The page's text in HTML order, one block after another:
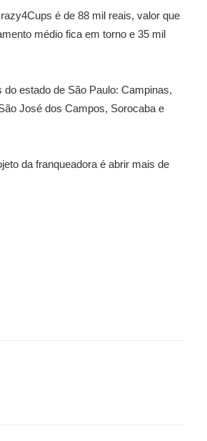
é de 88 mil reais, valor que
médio fica em torno e 35 mil
estado de São Paulo: Campinas,
José dos Campos, Sorocaba e
da franqueadora é abrir mais de